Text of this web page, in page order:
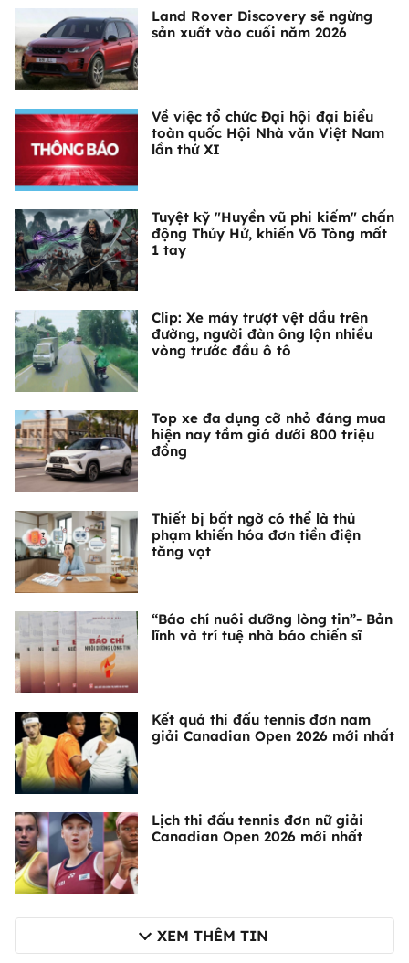
Land Rover Discovery sẽ ngừng
sản xuất vào cuối năm 2026
Về việc tổ chức Đại hội đại biểu
toàn quốc Hội Nhà văn Việt Nam
lần thứ XI
Tuyệt kỹ "Huyền vũ phi kiếm" chấn
động Thủy Hử, khiến Võ Tòng mất
1 tay
Clip: Xe máy trượt vệt dầu trên
đường, người đàn ông lộn nhiều
vòng trước đầu ô tô
Top xe đa dụng cỡ nhỏ đáng mua
hiện nay tầm giá dưới 800 triệu
đồng
Thiết bị bất ngờ có thể là thủ
phạm khiến hóa đơn tiền điện
tăng vọt
“Báo chí nuôi dưỡng lòng tin”- Bản
lĩnh và trí tuệ nhà báo chiến sĩ
Kết quả thi đấu tennis đơn nam
giải Canadian Open 2026 mới nhất
Lịch thi đấu tennis đơn nữ giải
Canadian Open 2026 mới nhất
XEM THÊM TIN